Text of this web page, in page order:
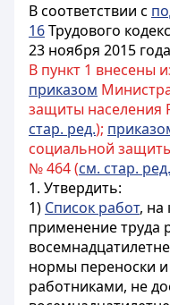
В соответствии с
16Трудового
23 ноября 2015 года
В пункт 1 внесены
приказом
защиты населения
стар. ред.);
социальной
№ 464 (см. стар. ред.
1. Утвердить:
1) Список работ, на
применение труда
нормы переноски
работниками, не